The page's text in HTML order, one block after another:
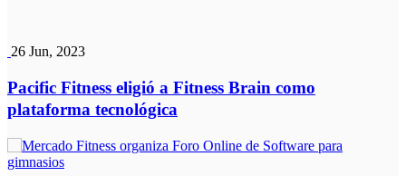
26 Jun, 2023
Pacific Fitness eligió a Fitness Brain como
plataforma tecnológica